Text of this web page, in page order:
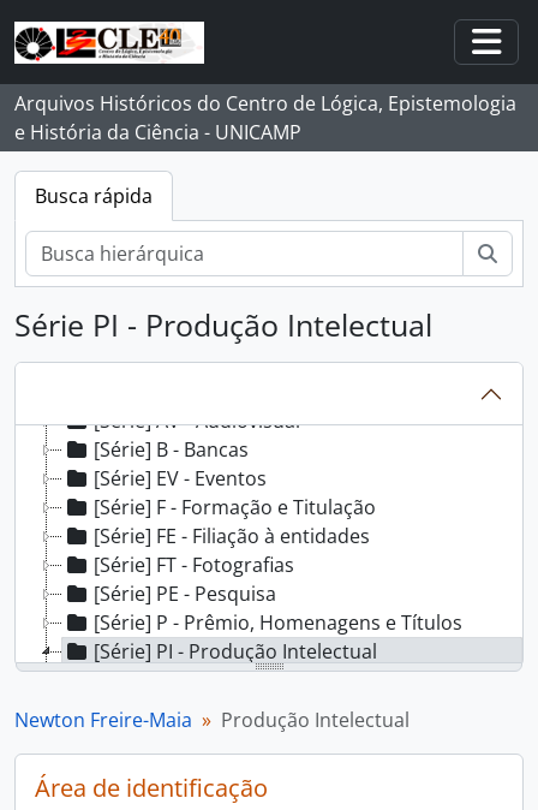
Skip to main content
Arquivos Históricos do Centro de Lógica, Epistemologia
e História da Ciência - UNICAMP
Busca rápida
Série PI - Produção Intelectual
[Fonds] FNFM - Newton Freire-Maia
[Grupo] C - Correspondência
[Série] AV - Audiovisual
[Série] B - Bancas
[Série] EV - Eventos
[Série] F - Formação e Titulação
[Série] FE - Filiação à entidades
[Série] FT - Fotografias
[Série] PE - Pesquisa
[Série] P - Prêmio, Homenagens e Títulos
[Série] PI - Produção Intelectual
[Subsérie] PIT - Produção Intelectual do Titular
[Subsérie] PIST - Produção Intelectual sobre o Titular
[Subsérie] PITE - Produção Intelectual de Terceiros
[Série] VF - Vida Funcional
Newton Freire-Maia Produção Intelectual
Área de identificação